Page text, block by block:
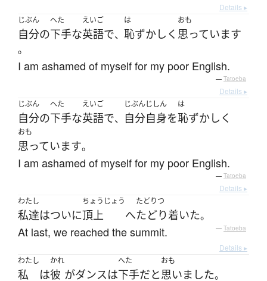
Details ▸
じぶん
自分の
へた
下手な
えいご
英語で、
は
恥ずかしく
おも
思っています
。
I am ashamed of myself for my poor English.
— Tatoeba
Details ▸
じぶん
自分の
へた
下手な
えいご
英語で、
じぶんじしん
自分自身を
は
恥ずかしく
おも
思っています。
I am ashamed of myself for my poor English.
— Tatoeba
Details ▸
わたし
私達はついに
ちょうじょう
頂上 へ
たどりつ
たどり着いた。
At last, we reached the summit. — Tatoeba
Details ▸
わたし
私 は
かれ
彼 がダンスは
へた
下手だと
おも
思いました。